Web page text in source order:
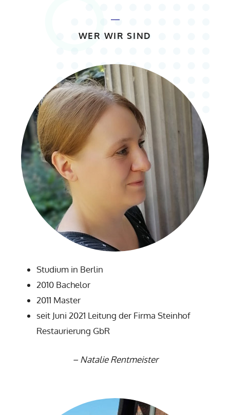
WER WIR SIND
Studium in Berlin
2010 Bachelor
2011 Master
seit Juni 2021 Leitung der Firma Steinhof
Restaurierung GbR
– Natalie Rentmeister